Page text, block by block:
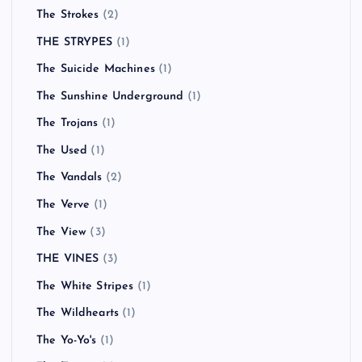
The Strokes (2)
THE STRYPES (1)
The Suicide Machines(1)
The Sunshine Underground (1)
The Trojans (1)
The Used (1)
The Vandals (2)
The Verve (1)
The View (3)
THE VINES (3)
The White Stripes (1)
The Wildhearts (1)
The Yo-Yo's (1)